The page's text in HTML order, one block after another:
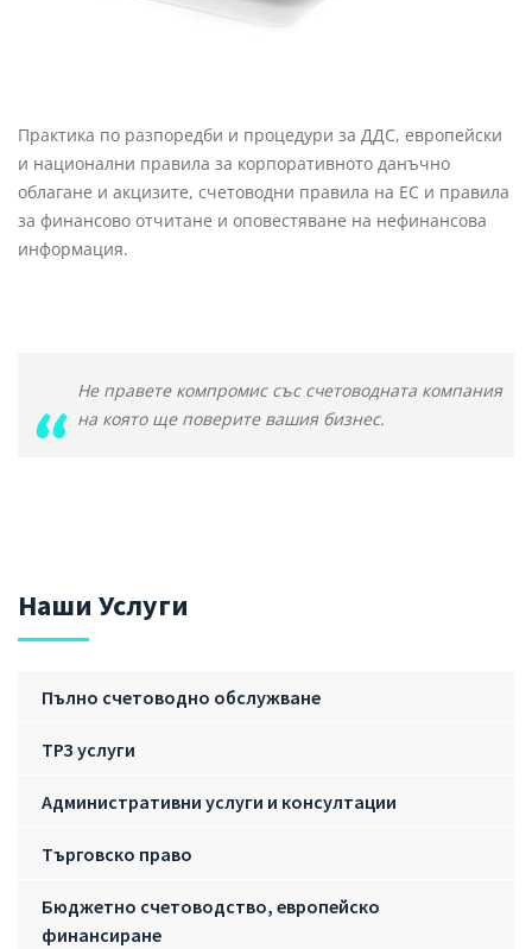
Практика по разпоредби и процедури за ДДС, европейски
и национални правила за корпоративното данъчно
облагане и акцизите, счетоводни правила на ЕС и правила
за финансово отчитане и оповестяване на нефинансова
информация.
Не правете компромис със счетоводната компания
на която ще поверите вашия бизнес.
Наши Услуги
Пълно счетоводно обслужване
ТРЗ услуги
Административни услуги и консултации
Търговско право
Бюджетно счетоводство, европейско
финансиране